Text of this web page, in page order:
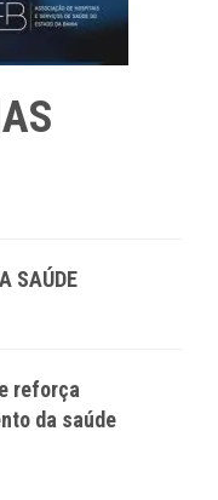
SAÚDE
reforça
da saúde